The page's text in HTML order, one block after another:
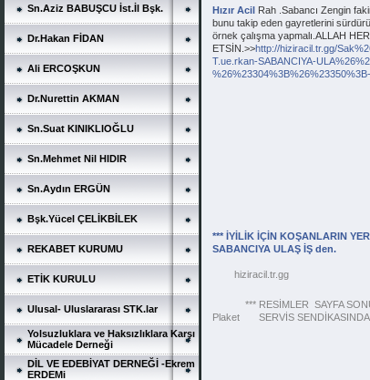
Sn.Aziz BABUŞCU İst.İl Bşk.
Dr.Hakan FİDAN
Ali ERCOŞKUN
Dr.Nurettin AKMAN
Sn.Suat KINIKLIOĞLU
Sn.Mehmet Nil HIDIR
Sn.Aydın ERGÜN
Bşk.Yücel ÇELİKBİLEK
REKABET KURUMU
ETİK KURULU
Ulusal- Uluslararası STK.lar
Yolsuzluklara ve Haksızlıklara Karşı
Mücadele Derneği
DİL VE EDEBİYAT DERNEĞİ -Ekrem
ERDEMi
Hızır Acil Rah .Sabancı Zengin
bunu takip eden gayretlerini
örnek çalışma yapmalı.ALLAH
ETSİN.>>http://hiziracil.tr.gg/
T.ue.rkan-SABANCIYA-
*** İYİLİK İÇİN KOŞANLARIN
SABANCIYA ULAŞ İŞ den.
hiziracil.tr.gg
*** RESİMLER  SAYFA
Plaket       SERVİS